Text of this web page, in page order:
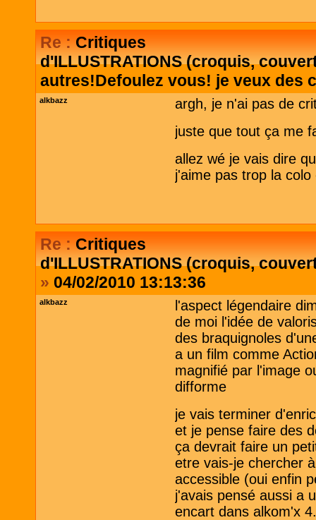
Re :Critiques
d'ILLUSTRATIONS (croquis,
autres!Defoulez vous! je veux des
alkbazz
argh, je n'ai pas de
juste que tout ça me
allez wé je vais dire
j'aime pas trop la colo
Re :Critiques
d'ILLUSTRATIONS (croquis,
» 04/02/2010 13:13:36
alkbazz
l'aspect légendaire
de moi l'idée de
des braquignoles
a un film comme
magnifié par l'image
difforme
je vais terminer
et je pense faire des
ça devrait faire un
etre vais-je chercher
accessible (oui enfin
j'avais pensé aussi a
encart dans alkom'x